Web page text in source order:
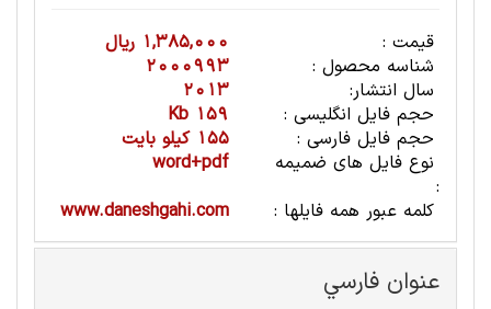
قیمت :
1,385,000 ریال
شناسه محصول :
2000993
سال انتشار:
2013
حجم فایل انگلیسی :
159 Kb
حجم فایل فارسی :
155 کیلو بایت
نوع فایل های ضمیمه
:
word+pdf
کلمه عبور همه فایلها :
www.daneshgahi.com
عنوان فارسي